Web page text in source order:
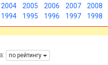
2004 2005 2006 2007 2008
1994 1995 1996 1997 1998
по рейтингу